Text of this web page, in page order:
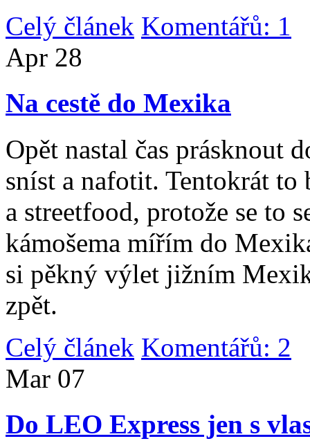
Celý článek Komentářů: 1
Apr 28
Na cestě do Mexika
Opět nastal čas prásknout
sníst a nafotit. Tentokrát
a streetfood, protože se to
kámošema mířím do
si pěkný výlet jižním
zpět.
Celý článek Komentářů: 2
Mar 07
Do LEO Express jen s